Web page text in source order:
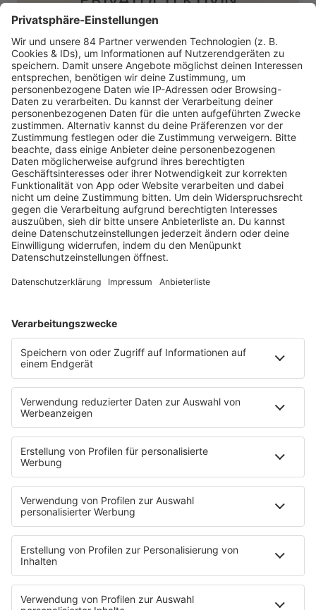
MEHR LESEN
HOME
RADIOS
barba radio
Lagerfeuer
Füße hoch
Schmusekatze
Song Contest
Mädelsabend
Ich hasse Sport
Sonntag Morgen
Strandbar
Putzfimmel
Deutschpop
Deutsche Liebeslieder
PODCASTS
Mit den Waffeln einer Frau
Frühstück bei Barbara
Brave & One
NotAufnahme
"Bewerbung und Karriere"
Aber bitte mit Schlager
Erdbeerkäse
Fitness mit M.A.R.K
Glück in Worten